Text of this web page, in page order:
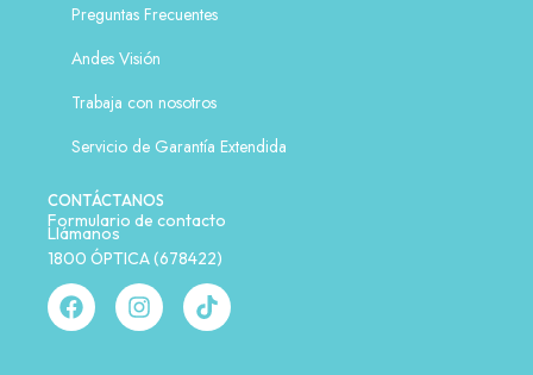
Preguntas Frecuentes
Andes Visión
Trabaja con nosotros
Servicio de Garantía Extendida
CONTÁCTANOS
Formulario de contacto
Llámanos
1800 ÓPTICA (678422)